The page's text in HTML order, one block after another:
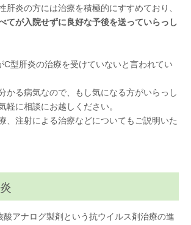
肝炎の方には治療を積極的にすすめており、
てが入院せずに良好な予後を送っていらっし
C型肝炎の治療を受けていないと言われてい
かる病気なので、もし気になる方がいらっし
軽に相談にお越しください。
、注射による治療などについてもご説明いた
酸アナログ製剤という抗ウイルス剤治療の進